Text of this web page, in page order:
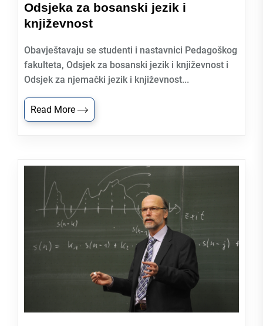
Odsjeka za bosanski jezik i
književnost
Obavještavaju se studenti i nastavnici Pedagoškog
fakulteta, Odsjek za bosanski jezik i književnost i
Odsjek za njemački jezik i književnost...
Read More